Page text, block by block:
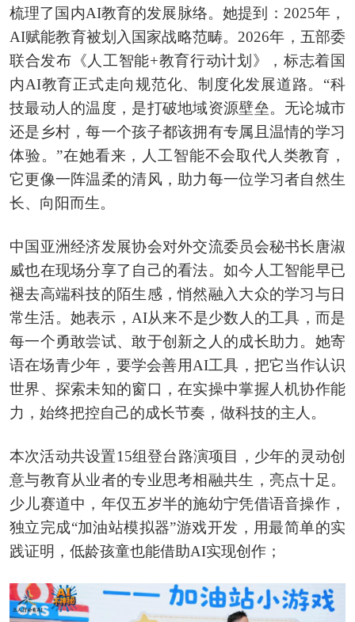
梳理了国内AI教育的发展脉络。她提到：2025年，
AI赋能教育被划入国家战略范畴。2026年，五部委
联合发布《人工智能+教育行动计划》，标志着国
内AI教育正式走向规范化、制度化发展道路。“科
技最动人的温度，是打破地域资源壁垒。无论城市
还是乡村，每一个孩子都该拥有专属且温情的学习
体验。”在她看来，人工智能不会取代人类教育，
它更像一阵温柔的清风，助力每一位学习者自然生
长、向阳而生。
中国亚洲经济发展协会对外交流委员会秘书长唐淑
威也在现场分享了自己的看法。如今人工智能早已
褪去高端科技的陌生感，悄然融入大众的学习与日
常生活。她表示，AI从来不是少数人的工具，而是
每一个勇敢尝试、敢于创新之人的成长助力。她寄
语在场青少年，要学会善用AI工具，把它当作认识
世界、探索未知的窗口，在实操中掌握人机协作能
力，始终把控自己的成长节奏，做科技的主人。
本次活动共设置15组登台路演项目，少年的灵动创
意与教育从业者的专业思考相融共生，亮点十足。
少儿赛道中，年仅五岁半的施幼宁凭借语音操作，
独立完成“加油站模拟器”游戏开发，用最简单的实
践证明，低龄孩童也能借助AI实现创作；